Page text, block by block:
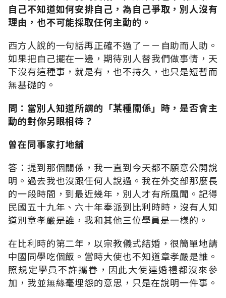
自己不知道如何安排自己，為自己爭取，別人沒有
理由，也不可能採取任何主動的。
西方人說的一句話再正確不過了－－自助而人助。
如果把自己擺在一邊，期待別人替我們做事情，天
下沒有這種事，就是有，也不持久，也只是短暫而
無基礎的。
問：當別人知道所謂的「某種關係」時，是否會主
動的對你另眼相待？
曾在同事家打地舖
答：提到那個關係，我一直到今天都不願意公開說
明。過去我也沒跟任何人說過。我在外交部那麼長
的一段時間，到最近幾年，別人才有所風聞。記得
民國五十九年、六十年奉派到比利時時，沒有人知
道別章孝嚴是誰，我和其他三位學員是一樣的。
在比利時的第二年，以宗教儀式結婚，很簡單地請
中國同學吃個飯。當時大使也不知道章孝嚴是誰。
照規定學員不許攜眷，因此大使連婚禮都沒來參
加，我並無絲毫埋怨的意思，只是在說明一件事。